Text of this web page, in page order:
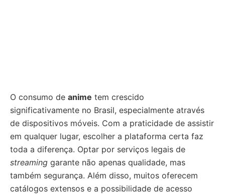
O consumo de anime tem crescido
significativamente no Brasil, especialmente através
de dispositivos móveis. Com a praticidade de assistir
em qualquer lugar, escolher a plataforma certa faz
toda a diferença. Optar por serviços legais de
streaming garante não apenas qualidade, mas
também segurança. Além disso, muitos oferecem
catálogos extensos e a possibilidade de acesso